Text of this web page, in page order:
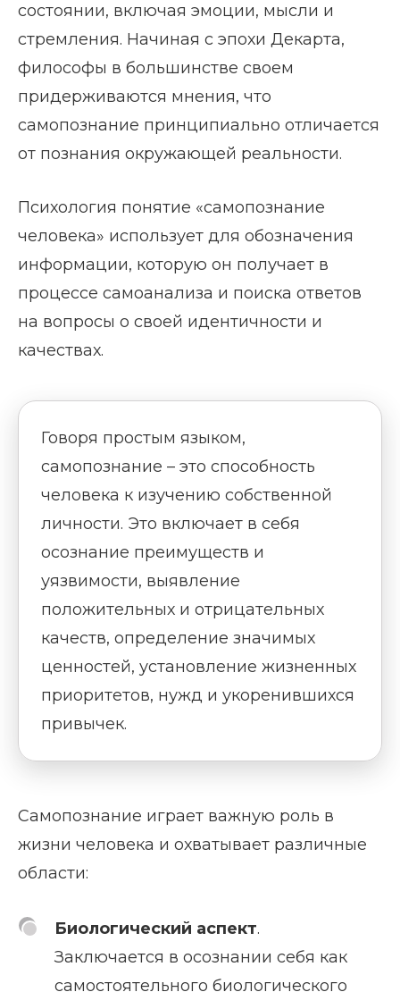
состоянии, включая эмоции, мысли и
стремления. Начиная с эпохи Декарта,
философы в большинстве своем
придерживаются мнения, что
самопознание принципиально отличается
от познания окружающей реальности.
Психология понятие «самопознание
человека» использует для обозначения
информации, которую он получает в
процессе самоанализа и поиска ответов
на вопросы о своей идентичности и
качествах.
Говоря простым языком,
самопознание – это способность
человека к изучению собственной
личности. Это включает в себя
осознание преимуществ и
уязвимости, выявление
положительных и отрицательных
качеств, определение значимых
ценностей, установление жизненных
приоритетов, нужд и укоренившихся
привычек.
Самопознание играет важную роль в
жизни человека и охватывает различные
области:
Биологический аспект.
Заключается в осознании себя как
самостоятельного биологического